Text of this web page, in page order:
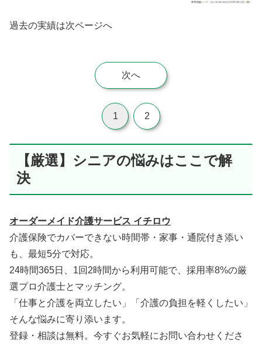
過去の実績は次ページへ
次へ
1 2
【厳選】シニアの悩みはここで解
決
オーダーメイド介護サービス イチロウ
介護保険でカバーできない時間帯・家事・通院付き添い
も、最短5分で対応。
24時間365日、1回2時間から利用可能で、採用率8%の厳
選プロ介護士とマッチング。
「仕事と介護を両立したい」「介護の負担を軽くしたい」
そんな悩みに寄り添います。
登録・相談は無料。今すぐお気軽にお問い合わせくださ